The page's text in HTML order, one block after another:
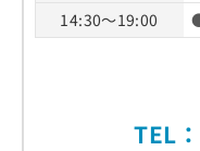
14:30～19:00
TEL